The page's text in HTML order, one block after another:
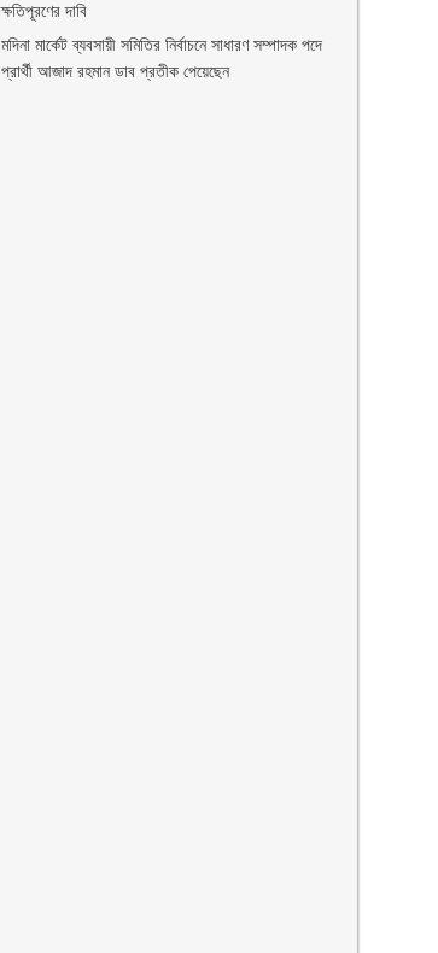
ক্ষতিপূরণের দাবি
মদিনা মার্কেট ব্যবসায়ী সমিতির নির্বাচনে সাধারণ সম্পাদক পদে
প্রার্থী আজাদ রহমান ডাব প্রতীক পেয়েছেন ‎